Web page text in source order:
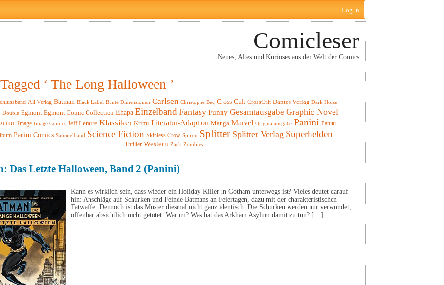
Log In
Comicleser
Neues, Altes und Kurioses aus der Welt der Comics
‘ The Long Halloween ’
All Verlag Batman Black Label Bunte Dimensionen Carlsen Christophe Bec Cross Cult CrossCult Dantes Verlag Dark Horse
Double Egmont Egmont Comic Collection Ehapa Einzelband Fantasy Funny Gesamtausgabe Graphic Novel
Image Image Comics Jeff Lemire Klassiker Krimi Literatur-Adaption Manga Marvel Originalausgabe Panini Panini
Panini Comics Sammelband Science Fiction Skinless Crow Spirou Splitter Splitter Verlag Superhelden
Thriller Western Zack Zombies
Das Letzte Halloween, Band 2 (Panini)
Kann es wirklich sein, dass wieder ein Holiday-Killer in Gotham unterwegs ist? Vieles deutet darauf
hin: Anschläge auf Schurken und Feinde Batmans an Feiertagen, dazu mit der charakteristischen
Tatwaffe. Dennoch ist das Muster diesmal nicht ganz identisch. Die Schurken werden nur verwundet,
offenbar absichtlich nicht getötet. Warum? Was hat das Arkham Asylum damit zu tun? […]